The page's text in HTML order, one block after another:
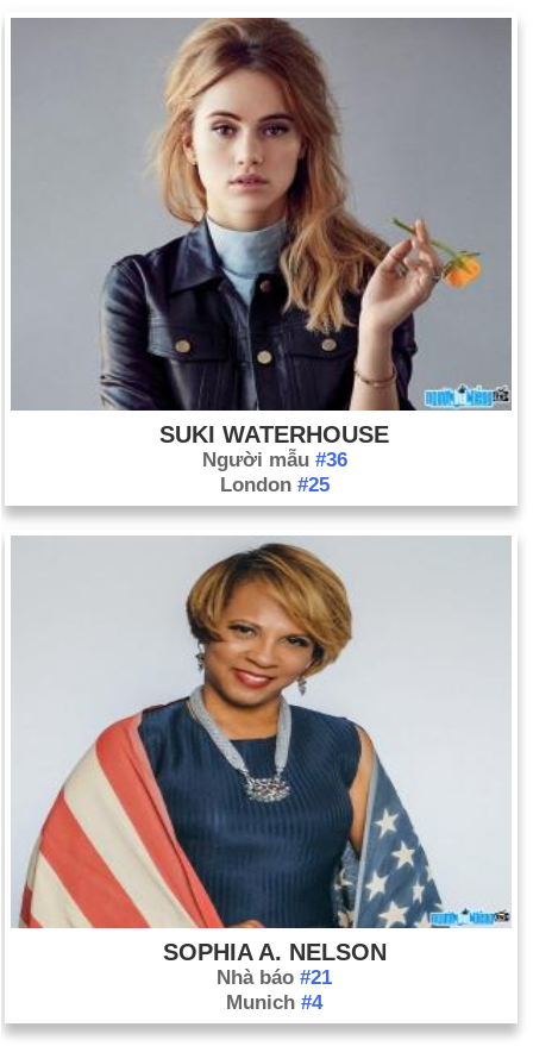
SUKI WATERHOUSE
Người mẫu #36
London #25
SOPHIA A. NELSON
Nhà báo #21
Munich #4